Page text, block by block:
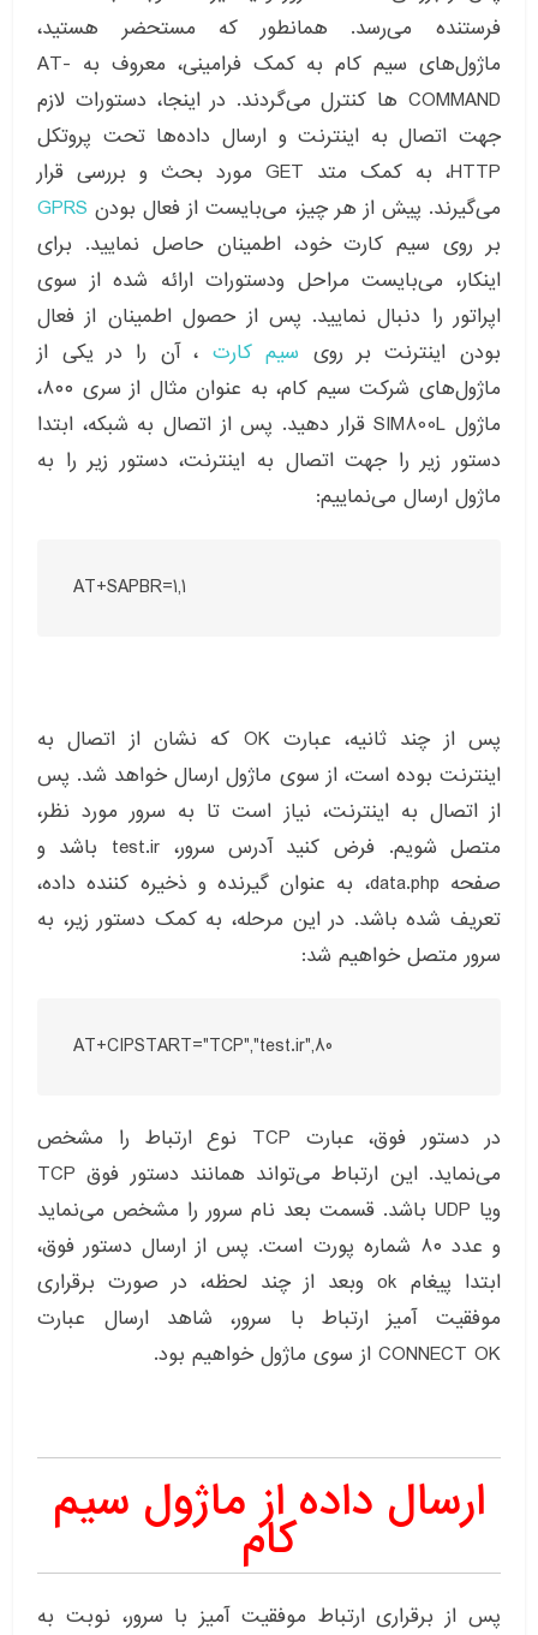
فرستنده می‌رسد. همانطور که مستحضر هستید،
ماژول‌های سیم کام به کمک فرامینی، معروف به AT-
COMMAND ها کنترل می‌گردند. در اینجا، دستورات لازم
جهت اتصال به اینترنت و ارسال داده‌ها تحت پروتکل
HTTP، به کمک متد GET مورد بحث و بررسی قرار
می‌گیرند. پیش از هر چیز، می‌بایست از فعال بودن GPRS
بر روی سیم کارت خود، اطمینان حاصل نمایید. برای
اینکار، می‌بایست مراحل ودستورات ارائه شده از سوی
اپراتور را دنبال نمایید. پس از حصول اطمینان از فعال
بودن اینترنت بر روی سیم کارت ، آن را در یکی از
ماژول‌های شرکت سیم کام، به عنوان مثال از سری ۸۰۰،
ماژول SIM800L قرار دهید. پس از اتصال به شبکه، ابتدا
دستور زیر را جهت اتصال به اینترنت، دستور زیر را به
ماژول ارسال می‌نماییم:
AT+SAPBR=1,1
پس از چند ثانیه، عبارت OK که نشان از اتصال به
اینترنت بوده است، از سوی ماژول ارسال خواهد شد. پس
از اتصال به اینترنت، نیاز است تا به سرور مورد نظر،
متصل شویم. فرض کنید آدرس سرور، test.ir باشد و
صفحه data.php، به عنوان گیرنده و ذخیره کننده داده،
تعریف شده باشد. در این مرحله، به کمک دستور زیر، به
سرور متصل خواهیم شد:
AT+CIPSTART="TCP","test.ir",80
در دستور فوق، عبارت TCP نوع ارتباط را مشخص
می‌نماید. این ارتباط می‌تواند همانند دستور فوق TCP
ویا UDP باشد. قسمت بعد نام سرور را مشخص می‌نماید
و عدد ۸۰ شماره پورت است. پس از ارسال دستور فوق،
ابتدا پیغام ok وبعد از چند لحظه، در صورت برقراری
موفقیت آمیز ارتباط با سرور، شاهد ارسال عبارت
CONNECT OK از سوی ماژول خواهیم بود.
ارسال داده از ماژول سیم
کام
پس از برقراری ارتباط موفقیت آمیز با سرور، نوبت به